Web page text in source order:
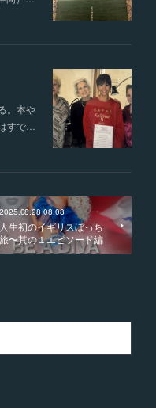
。本や
すで…
2025.08.28 08:08
人生初のイギリスぼっち
旅〜其の１エピソード編